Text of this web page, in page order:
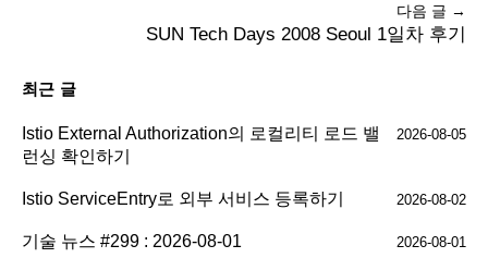
다음 글 →
SUN Tech Days 2008 Seoul 1일차 후기
최근 글
Istio External Authorization의 로컬리티 로드 밸
런싱 확인하기
2026-08-05
Istio ServiceEntry로 외부 서비스 등록하기 2026-08-02
기술 뉴스 #299 : 2026-08-01 2026-08-01